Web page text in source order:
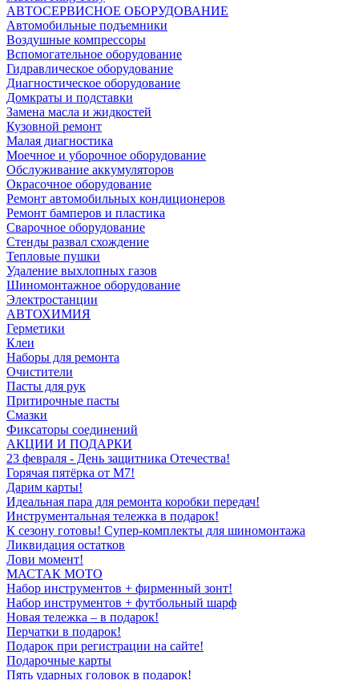
АВТОСЕРВИСНОЕ ОБОРУДОВАНИЕ
Автомобильные подъемники
Воздушные компрессоры
Вспомогательное оборудование
Гидравлическое оборудование
Диагностическое оборудование
Домкраты и подставки
Замена масла и жидкостей
Кузовной ремонт
Малая диагностика
Моечное и уборочное оборудование
Обслуживание аккумуляторов
Окрасочное оборудование
Ремонт автомобильных кондиционеров
Ремонт бамперов и пластика
Сварочное оборудование
Стенды развал схождение
Тепловые пушки
Удаление выхлопных газов
Шиномонтажное оборудование
Электростанции
АВТОХИМИЯ
Герметики
Клеи
Наборы для ремонта
Очистители
Пасты для рук
Притирочные пасты
Смазки
Фиксаторы соединений
АКЦИИ И ПОДАРКИ
23 февраля - День защитника Отечества!
Горячая пятёрка от M7!
Дарим карты!
Идеальная пара для ремонта коробки передач!
Инструментальная тележка в подарок!
К сезону готовы! Супер-комплекты для шиномонтажа
Ликвидация остатков
Лови момент!
МАСТАК МОТО
Набор инструментов + фирменный зонт!
Набор инструментов + футбольный шарф
Новая тележка – в подарок!
Перчатки в подарок!
Подарок при регистрации на сайте!
Подарочные карты
Пять ударных головок в подарок!